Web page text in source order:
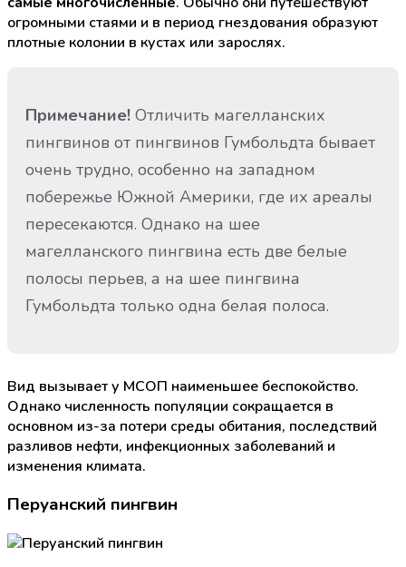
огромными стаями и в период гнездования образуют
плотные колонии в кустах или зарослях.
Примечание! Отличить магелланских
пингвинов от пингвинов Гумбольдта бывает
очень трудно, особенно на западном
побережье Южной Америки, где их ареалы
пересекаются. Однако на шее
магелланского пингвина есть две белые
полосы перьев, а на шее пингвина
Гумбольдта только одна белая полоса.
Вид вызывает у МСОП наименьшее беспокойство.
Однако численность популяции сокращается в
основном из-за потери среды обитания, последствий
разливов нефти, инфекционных заболеваний и
изменения климата.
Перуанский пингвин